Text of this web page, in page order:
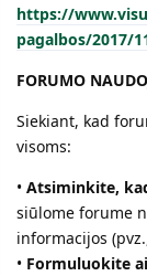
https://
pagalbos/2017/
FORUMO
Siekiant, kad
visoms:
• Atsiminkite,
siūlome forume
informacijos
• Formuluokite